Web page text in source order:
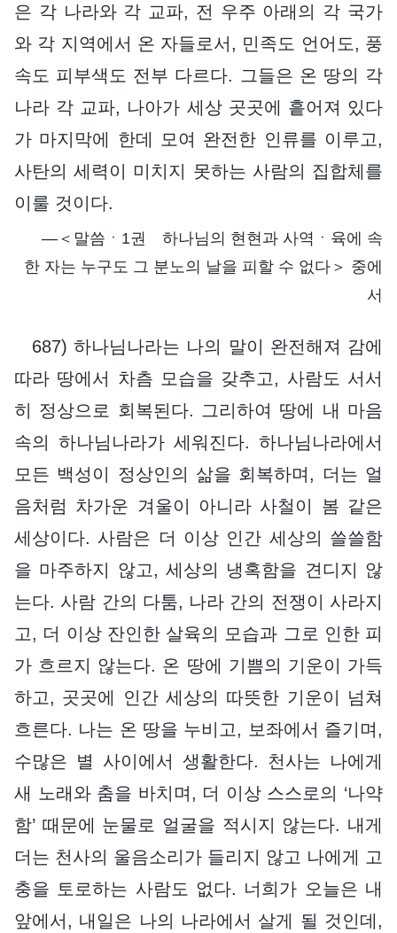
은 각 나라와 각 교파, 전 우주 아래의 각 국가
와 각 지역에서 온 자들로서, 민족도 언어도, 풍
속도 피부색도 전부 다르다. 그들은 온 땅의 각
나라 각 교파, 나아가 세상 곳곳에 흩어져 있다
가 마지막에 한데 모여 완전한 인류를 이루고,
사탄의 세력이 미치지 못하는 사람의 집합체를
이룰 것이다.
―＜말씀ㆍ1권 하나님의 현현과 사역ㆍ육에 속
한 자는 누구도 그 분노의 날을 피할 수 없다＞ 중에
서
687) 하나님나라는 나의 말이 완전해져 감에
따라 땅에서 차츰 모습을 갖추고, 사람도 서서
히 정상으로 회복된다. 그리하여 땅에 내 마음
속의 하나님나라가 세워진다. 하나님나라에서
모든 백성이 정상인의 삶을 회복하며, 더는 얼
음처럼 차가운 겨울이 아니라 사철이 봄 같은
세상이다. 사람은 더 이상 인간 세상의 쓸쓸함
을 마주하지 않고, 세상의 냉혹함을 견디지 않
는다. 사람 간의 다툼, 나라 간의 전쟁이 사라지
고, 더 이상 잔인한 살육의 모습과 그로 인한 피
가 흐르지 않는다. 온 땅에 기쁨의 기운이 가득
하고, 곳곳에 인간 세상의 따뜻한 기운이 넘쳐
흐른다. 나는 온 땅을 누비고, 보좌에서 즐기며,
수많은 별 사이에서 생활한다. 천사는 나에게
새 노래와 춤을 바치며, 더 이상 스스로의 ‘나약
함’ 때문에 눈물로 얼굴을 적시지 않는다. 내게
더는 천사의 울음소리가 들리지 않고 나에게 고
충을 토로하는 사람도 없다. 너희가 오늘은 내
앞에서, 내일은 나의 나라에서 살게 될 것인데,